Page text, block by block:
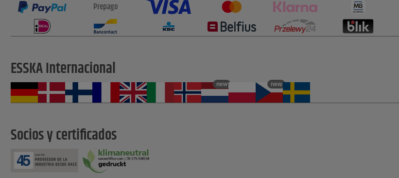
Prepago
ESSKA Internacional
new new
Socios y certificados